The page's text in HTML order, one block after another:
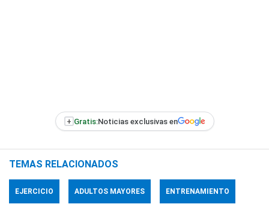
+ Gratis:Noticias exclusivas en
TEMAS RELACIONADOS
EJERCICIO ADULTOS MAYORES ENTRENAMIENTO